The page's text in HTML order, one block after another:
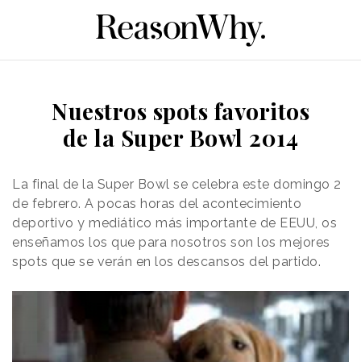
Nuestros spots favoritos
de la Super Bowl 2014
La final de la Super Bowl se celebra este domingo 2
de febrero. A pocas horas del acontecimiento
deportivo y mediático más importante de EEUU, os
enseñamos los que para nosotros son los mejores
spots que se verán en los descansos del partido.